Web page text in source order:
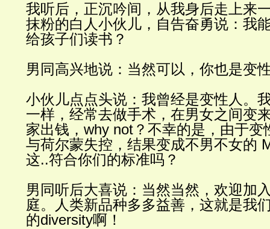
我听后，正沉吟间，从我身后走上来
抹粉的白人小伙儿，自告奋勇说：我
给孩子们读书？
男同高兴地说：当然可以，你也是变
小伙儿点点头说：我曾经是变性人。
一样，经常去做手术，在男女之间变
家出钱， why not ？不幸的是，由于
与荷尔蒙失控，结果变成不男不女的
这..符合你们的标准吗？
男同听后大喜说：当然当然，欢迎加
庭。人类新品种多多益善，这就是我
的diversity啊！